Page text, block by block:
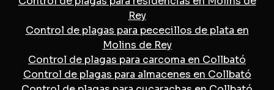
Rey
Control de plagas para pececillos de plata en
Molins de Rey
Control de plagas para carcoma en Collbató
Control de plagas para almacenes en Collbató